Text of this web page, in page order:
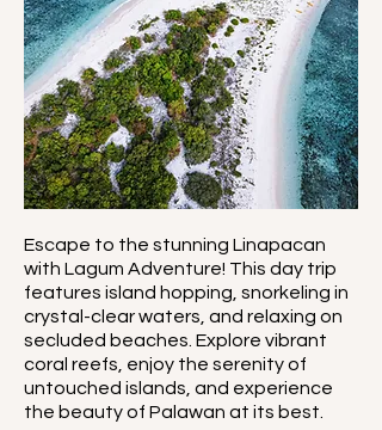
Escape to the stunning Linapacan
with Lagum Adventure! This day trip
features island hopping, snorkeling in
crystal-clear waters, and relaxing on
secluded beaches. Explore vibrant
coral reefs, enjoy the serenity of
untouched islands, and experience
the beauty of Palawan at its best.